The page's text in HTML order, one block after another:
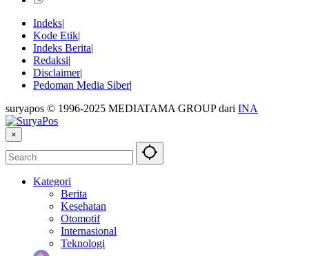
Indeks
Kode Etik
Indeks Berita
Redaksi
Disclaimer
Pedoman Media Siber
suryapos © 1996-2025 MEDIATAMA GROUP dari INA
×
Kategori
Berita
Kesehatan
Otomotif
Internasional
Teknologi